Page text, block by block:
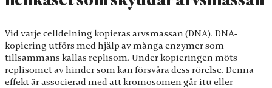
Vid varje celldelning kopieras arvsmassan (DNA). DNA-
kopiering utförs med hjälp av många enzymer som
tillsammans kallas replisom. Under kopieringen möts
replisomet av hinder som kan försvåra dess rörelse. Denna
effekt är associerad med att kromosomen går itu eller